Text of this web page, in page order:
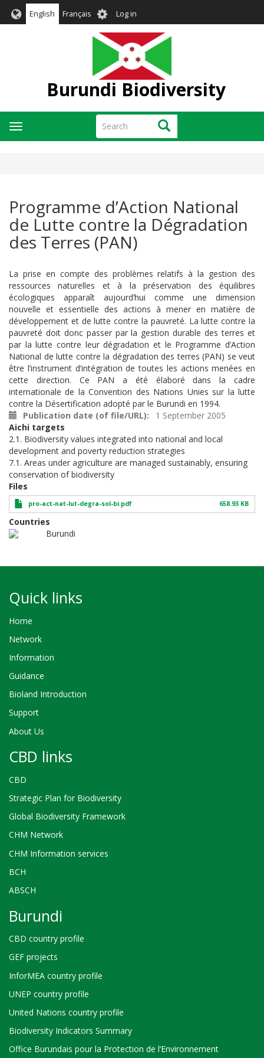
English Français User
account
menu
Log in
Burundi Biodiversity
Search Search
Toggle
navigation
Programme d’Action National
de Lutte contre la Dégradation
des Terres (PAN)
La prise en compte des problèmes relatifs à la gestion des
ressources naturelles et à la préservation des équilibres
écologiques apparaît aujourd’hui comme une dimension
nouvelle et essentielle des actions à mener en matière de
développement et de lutte contre la pauvreté. La lutte contre la
pauvreté doit donc passer par la gestion durable des terres et
par la lutte contre leur dégradation et le Programme d’Action
National de lutte contre la dégradation des terres (PAN) se veut
être l’instrument d’intégration de toutes les actions menées en
cette direction. Ce PAN a été élaboré dans la cadre
internationale de la Convention des Nations Unies sur la lutte
contre la Désertification adopté par le Burundi en 1994.
Publication date (of file/URL)
1 September 2005
Aichi targets
2.1. Biodiversity values integrated into national and local
development and poverty reduction strategies
7.1. Areas under agriculture are managed sustainably, ensuring
conservation of biodiversity
Files
pro-act-nat-lut-degra-sol-bi.pdf 658.93 KB
Countries
Burundi
Quick links
Home
Network
Information
Guidance
Bioland Introduction
Support
About Us
CBD links
CBD
Strategic Plan for Biodiversity
Global Biodiversity Framework
CHM Network
CHM Information services
BCH
ABSCH
Burundi
CBD country profile
GEF projects
InforMEA country profile
UNEP country profile
United Nations country profile
Biodiversity Indicators Summary
Office Burundais pour la Protection de l’Environnement